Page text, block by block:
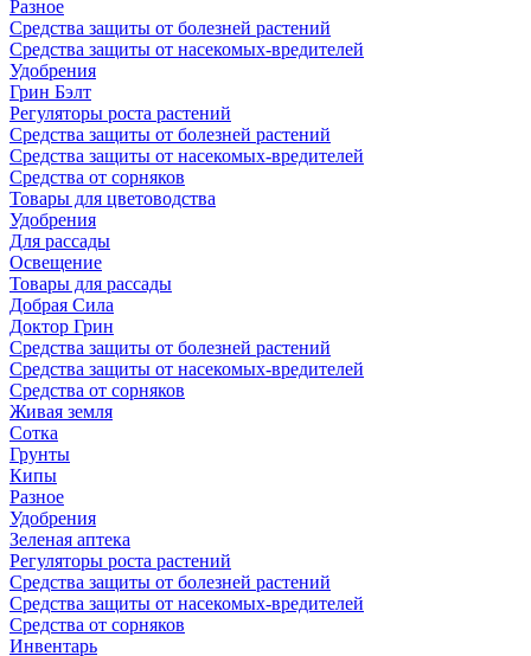
Разное
Средства защиты от болезней растений
Средства защиты от насекомых-вредителей
Удобрения
Грин Бэлт
Регуляторы роста растений
Средства защиты от болезней растений
Средства защиты от насекомых-вредителей
Средства от сорняков
Товары для цветоводства
Удобрения
Для рассады
Освещение
Товары для рассады
Добрая Сила
Доктор Грин
Средства защиты от болезней растений
Средства защиты от насекомых-вредителей
Средства от сорняков
Живая земля
Сотка
Грунты
Кипы
Разное
Удобрения
Зеленая аптека
Регуляторы роста растений
Средства защиты от болезней растений
Средства защиты от насекомых-вредителей
Средства от сорняков
Инвентарь